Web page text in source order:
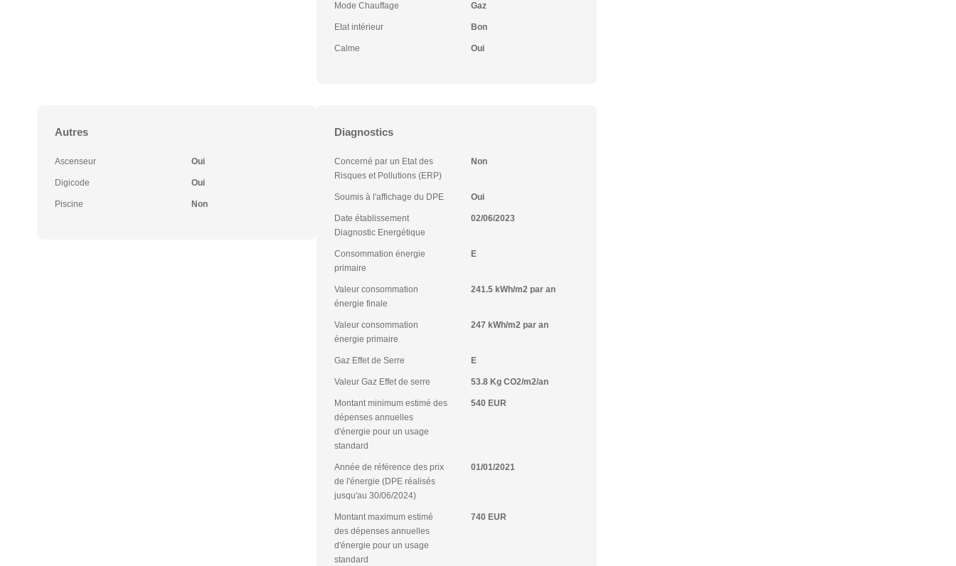
Mode Chauffage Gaz
Etat intérieur Bon
Calme Oui
Autres
Ascenseur Oui
Digicode Oui
Piscine Non
Diagnostics
Concerné par un Etat des
Risques et Pollutions (ERP)
Non
Soumis à l'affichage du DPE Oui
Date établissement
Diagnostic Energétique
02/06/2023
Consommation énergie
primaire
E
Valeur consommation
énergie finale
241.5 kWh/m2 par an
Valeur consommation
énergie primaire
247 kWh/m2 par an
Gaz Effet de Serre E
Valeur Gaz Effet de serre 53.8 Kg CO2/m2/an
Montant minimum estimé des
dépenses annuelles
d'énergie pour un usage
standard
540 EUR
Année de référence des prix
de l'énergie (DPE réalisés
jusqu'au 30/06/2024)
01/01/2021
Montant maximum estimé
des dépenses annuelles
d'énergie pour un usage
standard
740 EUR